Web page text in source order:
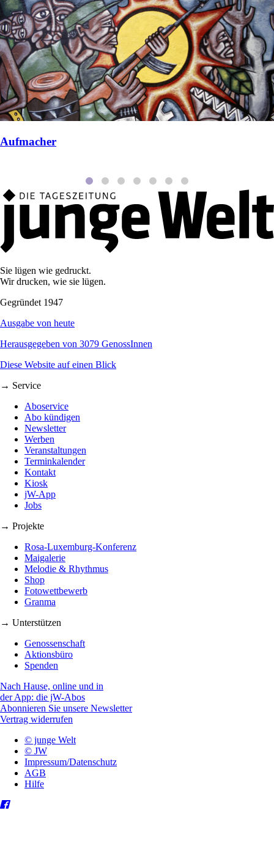
Aufmacher
Sie lügen wie gedruckt.
Wir drucken, wie sie lügen.
Gegründet 1947
Ausgabe von heute
Herausgegeben von 3079 GenossInnen
Diese Website auf einen Blick
→ Service
Aboservice
Abo kündigen
Newsletter
Werben
Veranstaltungen
Terminkalender
Kontakt
Kiosk
jW-App
Jobs
→ Projekte
Rosa-Luxemburg-Konferenz
Maigalerie
Melodie & Rhythmus
Shop
Fotowettbewerb
Granma
→ Unterstützen
Genossenschaft
Aktionsbüro
Spenden
Nach Hause, online und in
der App: die jW-Abos
Abonnieren Sie unsere Newsletter
Vertrag widerrufen
© junge Welt
© JW
Impressum/Datenschutz
AGB
Hilfe